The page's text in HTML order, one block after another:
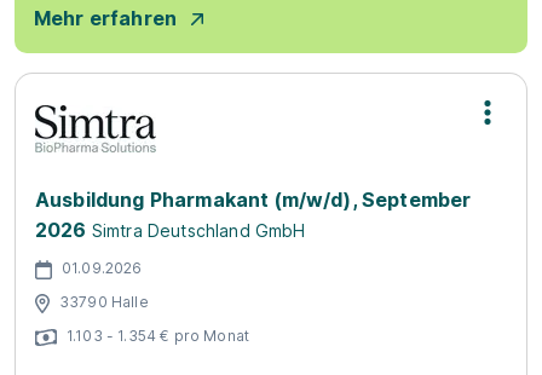
Mehr erfahren
Ausbildung Pharmakant (m/w/d), September
2026 Simtra Deutschland GmbH
01.09.2026
33790 Halle
1.103 - 1.354 € pro Monat